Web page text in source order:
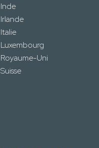
Inde
Irlande
Italie
Luxembourg
Royaume-Uni
Suisse